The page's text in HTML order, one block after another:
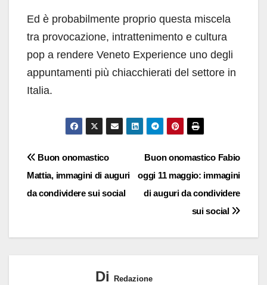
Ed è probabilmente proprio questa miscela
tra provocazione, intrattenimento e cultura
pop a rendere Veneto Experience uno degli
appuntamenti più chiacchierati del settore in
Italia.
Navigazione
articoli
Buon onomastico Fabio
oggi 11 maggio: immagini
di auguri da condividere
sui social
Buon onomastico
Mattia, immagini di auguri
da condividere sui social
Di Redazione